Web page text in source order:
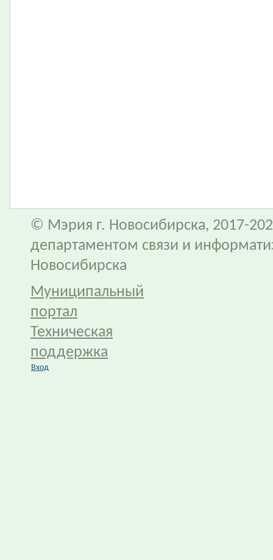
© Мэрия г. Новосибирска, 2017-
департаментом связи и
Новосибирска
Муниципальный
портал
Техническая
поддержка
Вход